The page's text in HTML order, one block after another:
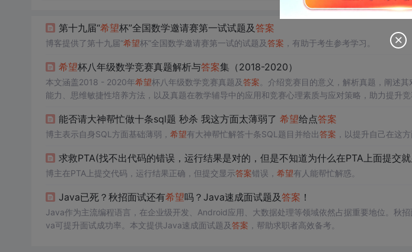
第十九届“希望杯”全国数学邀请赛第一试试题及答案
博客提供了第十九届“希望杯”全国数学邀请赛第一试的试题及答案 ，有助于考生参考学习。
希望杯八年级数学竞赛真题解析与答案集（2018-2020）
本文涵盖2018 - 2020年希望杯八年级数学竞赛真题及答案 。介绍竞赛目的意义，解析真题，阐述
能力、思维敏捷性培养方法，以及真题在教学辅导中的应用和竞赛心理素质与应对策略，助力提升竞
能否请大神帮忙做十条sql题 秒杀 我这方面太薄弱了 希望给点答案
博主表示自身SQL方面基础薄弱， 希望有大神帮忙解答十条SQL题目并给出答案 ，以提升自己在这方
求救PTA(找不出代码的错误，运行结果是对的，但是不知道为什么在PTA上面提交
博主在PTA上提交代码，运行结果正确，但提交显示答案错误， 希望有人能帮忙解惑。
Java已死？秋招面试还有希望吗？Java速成面试题及答案 ！
Java作为主流编程语言，在企业级开发、Android应用、大数据处理等领域依然占据重要地位。秋
va可提升面试成功率。本文提供Java速成面试题及答案 ，帮助求职者高效备考。